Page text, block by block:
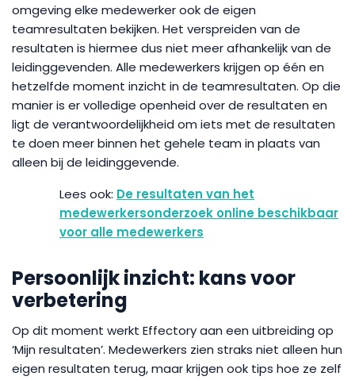
omgeving elke medewerker ook de eigen
teamresultaten bekijken. Het verspreiden van de
resultaten is hiermee dus niet meer afhankelijk van de
leidinggevenden. Alle medewerkers krijgen op één en
hetzelfde moment inzicht in de teamresultaten. Op die
manier is er volledige openheid over de resultaten en
ligt de verantwoordelijkheid om iets met de resultaten
te doen meer binnen het gehele team in plaats van
alleen bij de leidinggevende.
De resultaten van het
medewerkersonderzoek online beschikbaar
voor alle medewerkers
Persoonlijk inzicht: kans voor
verbetering
Op dit moment werkt Effectory aan een uitbreiding op
‘Mijn resultaten’. Medewerkers zien straks niet alleen hun
eigen resultaten terug, maar krijgen ook tips hoe ze zelf